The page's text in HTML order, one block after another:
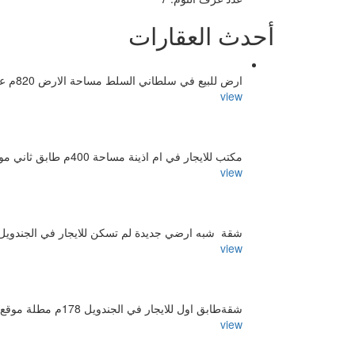
أحدث العقارات
ارض للبيع في سلطاني السلط مساحة الارض 820م عليها بناء قديم 600م منطقة فلل
view
مكتب للايجار في ام اذينة مساحة 400م طابق ثاني موقع مميز واصل جميع الخدمات
view
شقة شبه ارضي جديدة لم تسكن للايجار في الجندويل 138م وترس 100 موقع مميز بالقرب من
view
شقةطابق اول للايجار في الجندويل 178م مطلة موقع مميز بالقرب من الخدمات
view